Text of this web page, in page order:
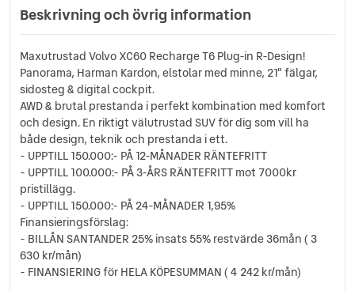
Backkamera
Bromsassistans
Klädsel (helskinn)
Parkeringssensorer (bak)
Motorvärmare (fjärrstyrd)
Växelpaddlar
Kollisionsvarning
Bagagelucka (automatisk)
Trådlös telefonladdare
Avstängningsbar airbag
Motorvärmare (bränsle)
Fyrhjulsdrift AWD
Rattvärme
Avåkningsvarnare
Beskrivning och övrig information
Maxutrustad Volvo XC60 Recharge T6 Plug-in R-Design!
Panorama, Harman Kardon, elstolar med minne, 21" fälgar,
sidosteg & digital cockpit.
AWD & brutal prestanda i perfekt kombination med komfort
och design. En riktigt välutrustad SUV för dig som vill ha
både design, teknik och prestanda i ett.
- UPPTILL 150.000:- PÅ 12-MÅNADER RÄNTEFRITT
- UPPTILL 100.000:- PÅ 3-ÅRS RÄNTEFRITT mot 7000kr
pristillägg.
- UPPTILL 150.000:- PÅ 24-MÅNADER 1,95%
Finansieringsförslag:
- BILLÅN SANTANDER 25% insats 55% restvärde 36mån ( 3
630 kr/mån)
- FINANSIERING för HELA KÖPESUMMAN ( 4 242 kr/mån)